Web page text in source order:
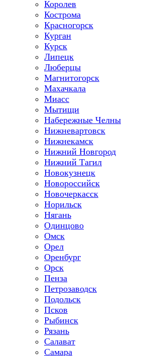
Королев
Кострома
Красногорск
Курган
Курск
Липецк
Люберцы
Магнитогорск
Махачкала
Миасс
Мытищи
Набережные Челны
Нижневартовск
Нижнекамск
Нижний Новгород
Нижний Тагил
Новокузнецк
Новороссийск
Новочеркасск
Норильск
Нягань
Одинцово
Омск
Орел
Оренбург
Орск
Пенза
Петрозаводск
Подольск
Псков
Рыбинск
Рязань
Салават
Самара